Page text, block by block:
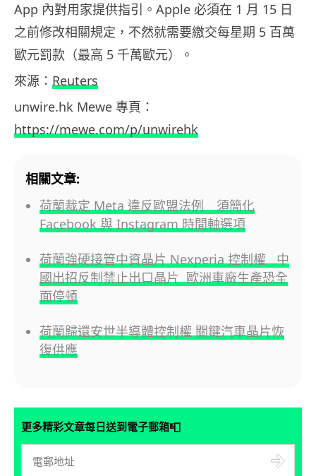
App 內對用家提供指引。Apple 必須在 1 月 15 日
之前修改相關規定，不然就需要繳交每星期 5 百萬
歐元罰款（最高 5 千萬歐元）。
來源： Reuters
unwire.hk Mewe 專頁：
https://mewe.com/p/unwirehk
相關文章:
荷蘭裁定 Meta 違反歐盟法例 須簡化
Facebook 與 Instagram 時間軸選項
荷蘭強硬接管中資晶片 Nexperia 控制權 中
國出招反制禁止出口晶片 歐洲車廠生產恐全
面停頓
荷蘭歸還安世半導體控制權 關鍵汽車晶片恢
復供應
更多精彩文章每日送到電子郵箱📮